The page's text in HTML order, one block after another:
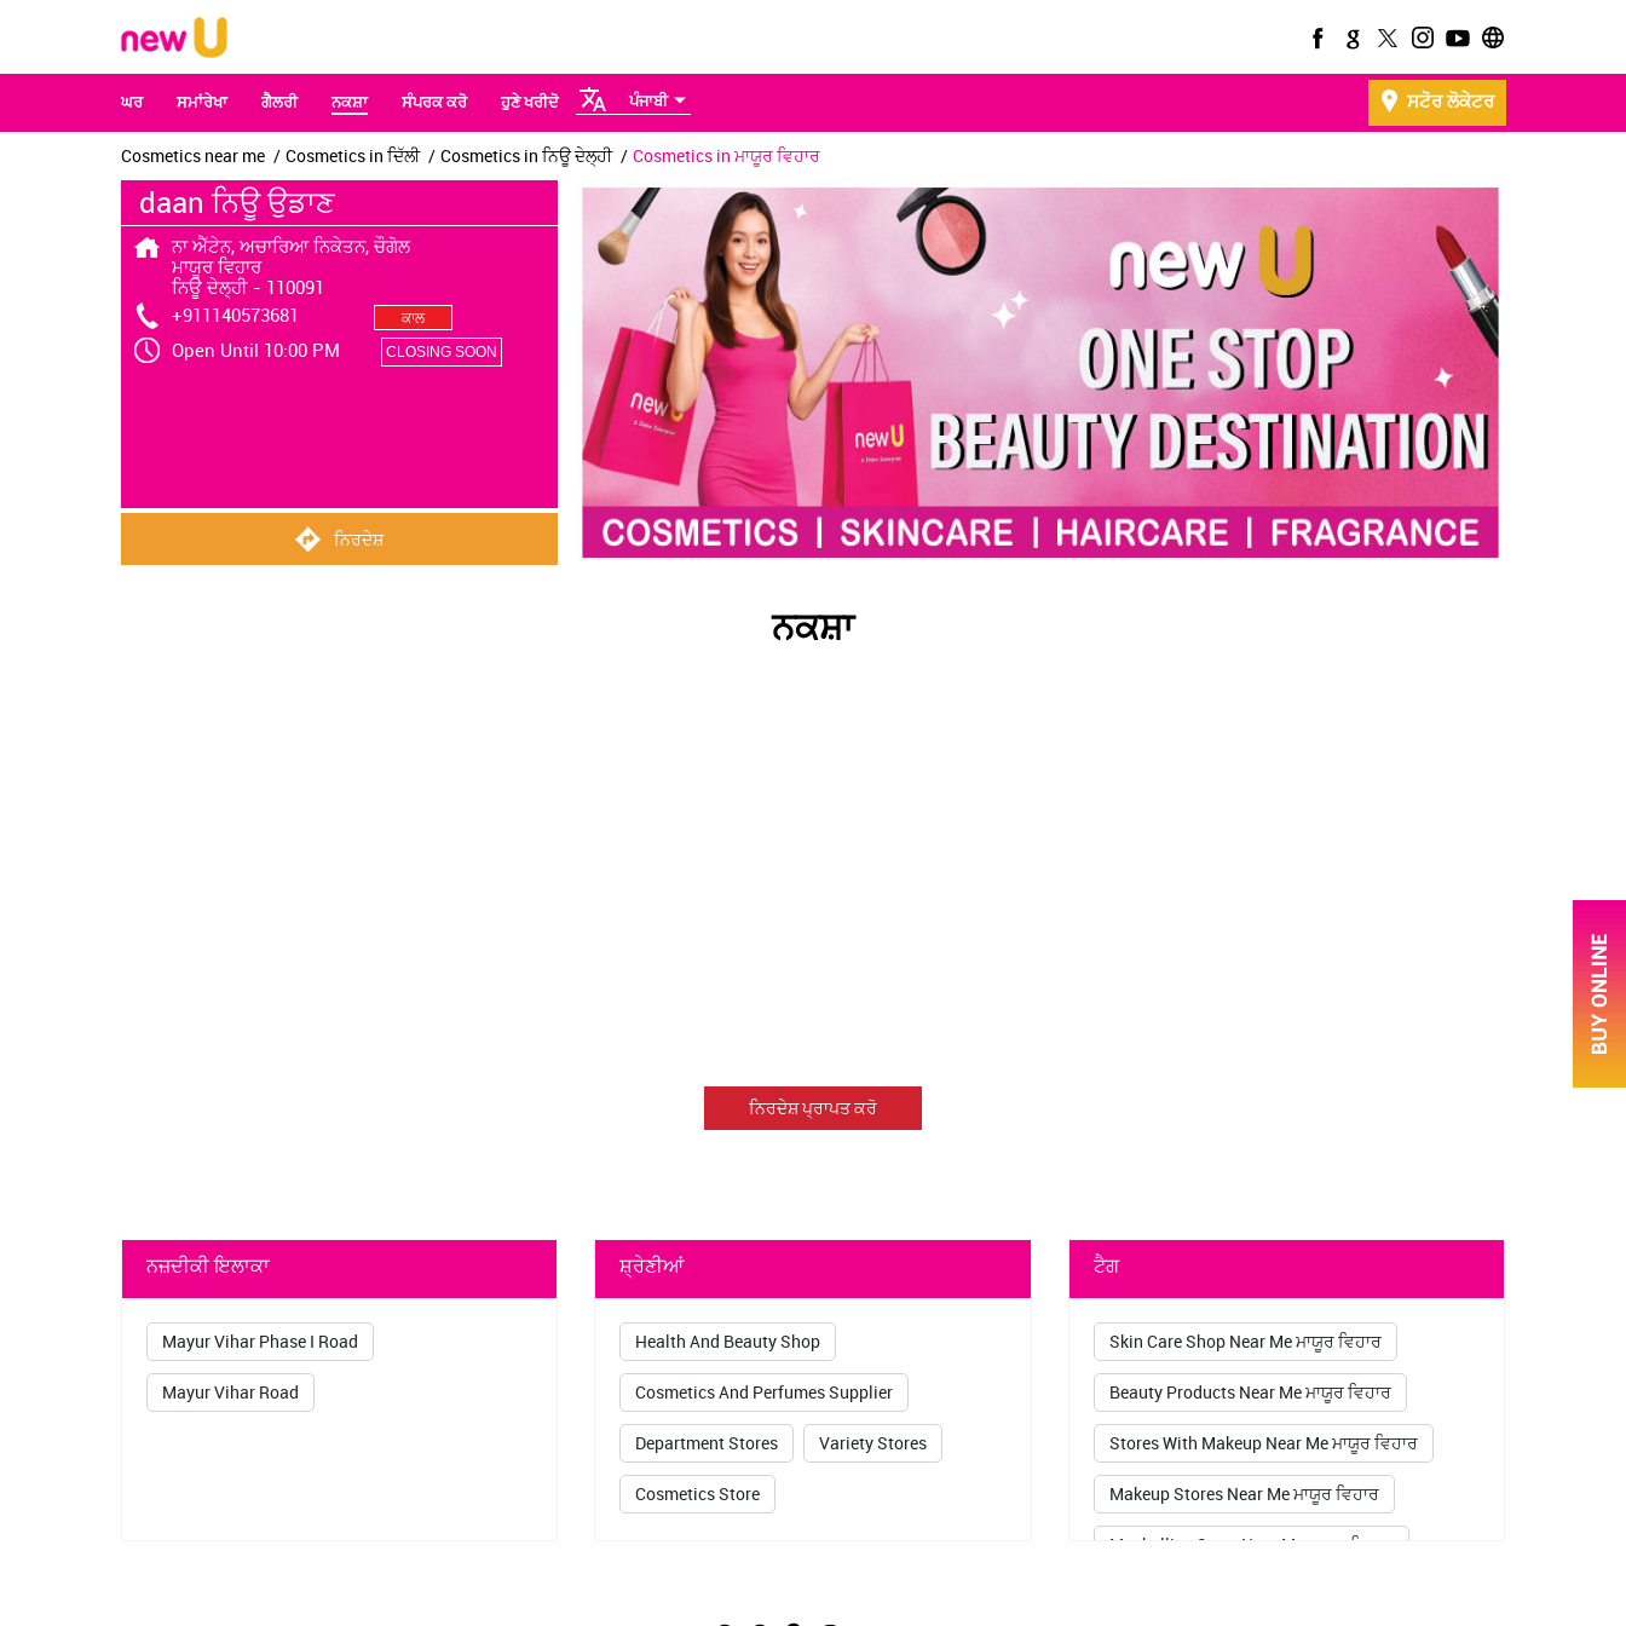
ਘਰ ਸਮਾਂਰੇਖਾ ਗੈਲਰੀ ਨਕਸ਼ਾ ਸੰਪਰਕ ਕਰੋ ਹੁਣੇ ਖਰੀਦੋ ਪੰਜਾਬੀ ਸਟੋਰ ਲੋਕੇਟਰ
Cosmetics near me Cosmetics in ਦਿੱਲੀ Cosmetics in ਨਿਊ ਦੇਲ੍ਹੀ Cosmetics in ਮਾਯੂਰ ਵਿਹਾਰ
daan ਨਿਊ ਉਡਾਣ
ਨਾ ਐੱਟੇਨ, ਅਚਾਰਿਆ ਨਿਕੇਤਨ, ਚੌਗੋਲ
ਮਾਯੂਰ ਵਿਹਾਰ
ਨਿਊ ਦੇਲ੍ਹੀ- 110091
+911140573681
ਕਾਲ
Open Until 10:00 PM CLOSING SOON
ਨਿਰਦੇਸ਼
ਨਕਸ਼ਾ
ਨਿਰਦੇਸ਼ ਪ੍ਰਾਪਤ ਕਰੋ
ਨਜ਼ਦੀਕੀ ਇਲਾਕਾ
Mayur Vihar Phase I Road
Mayur Vihar Road
ਸ਼੍ਰੇਣੀਆਂ
Health And Beauty Shop
Cosmetics And Perfumes Supplier
Department Stores Variety Stores
Cosmetics Store
ਟੈਗ
Skin Care Shop Near Me ਮਾਯੂਰ ਵਿਹਾਰ
Beauty Products Near Me ਮਾਯੂਰ ਵਿਹਾਰ
Stores With Makeup Near Me ਮਾਯੂਰ ਵਿਹਾਰ
Makeup Stores Near Me ਮਾਯੂਰ ਵਿਹਾਰ
Maybelline Store Near Me ਮਾਯੂਰ ਵਿਹਾਰ